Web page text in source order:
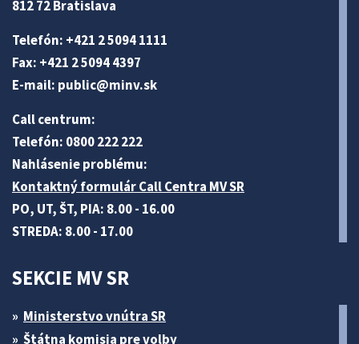
812 72 Bratislava
Telefón: +421 2 5094 1111
Fax: +421 2 5094 4397
E-mail: public@minv.sk
Call centrum:
Telefón: 0800 222 222
Nahlásenie problému:
Kontaktný formulár Call Centra MV SR
PO, UT, ŠT, PIA: 8.00 - 16.00
STREDA: 8.00 - 17.00
SEKCIE MV SR
Ministerstvo vnútra SR
Štátna komisia pre volby